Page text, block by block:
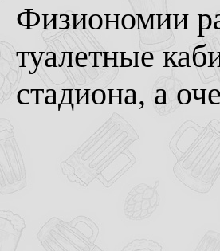
Физиономии
туалетные
стадиона, а